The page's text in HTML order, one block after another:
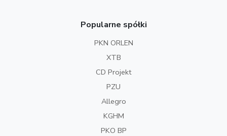
Popularne spółki
PKN ORLEN
XTB
CD Projekt
PZU
Allegro
KGHM
PKO BP